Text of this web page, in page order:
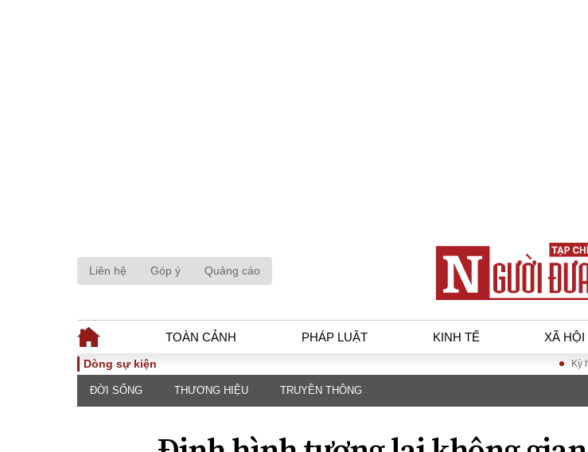
Liên hệ Góp ý Quảng cáo
TOÀN CẢNH PHÁP LUẬT KINH TẾ XÃ HỘI
TOÀN CẢNH
Chính sách
PHÁP LUẬT
luật
Tài chính - Ngân
Dòng sự kiện Kỳ họp không
ĐỜI SỐNG THƯƠNG HIỆU TRUYỀN THÔNG